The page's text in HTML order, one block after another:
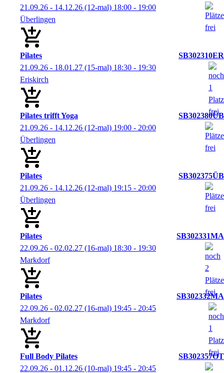
21.09.26 - 14.12.26 (12-mal) 18:00 - 19:00
Überlingen
Pilates
SB302310ER
21.09.26 - 18.01.27 (15-mal) 18:30 - 19:30
Eriskirch
Pilates trifft Yoga
SB302380ÜB
21.09.26 - 14.12.26 (12-mal) 19:00 - 20:00
Überlingen
Pilates
SB302375ÜB
21.09.26 - 14.12.26 (12-mal) 19:15 - 20:00
Überlingen
Pilates
SB302331MA
22.09.26 - 02.02.27 (16-mal) 18:30 - 19:30
Markdorf
Pilates
SB302332MA
22.09.26 - 02.02.27 (16-mal) 19:45 - 20:45
Markdorf
Full Body Pilates
SB302357OT
22.09.26 - 01.12.26 (10-mal) 19:45 - 20:45